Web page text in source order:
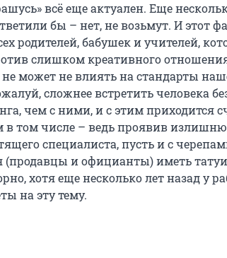
всё еще актуален. Еще
бы – нет, не возьмут. И
родителей, бабушек и учителей,
слишком креативного отношения
может не влиять на стандарты
сложнее встретить человека
чем с ними, и с этим приходится
в том числе – ведь проявив
специалиста, пусть и с
(продавцы и официанты) иметь
хотя еще несколько лет назад у
на эту тему.